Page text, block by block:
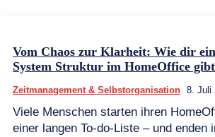
Vom Chaos zur Klarheit: Wie dir
System Struktur im HomeOffice gibt
Zeitmanagement & Selbstorganisation 8. Juli
Viele Menschen starten ihren
einer langen To-do-Liste – und enden